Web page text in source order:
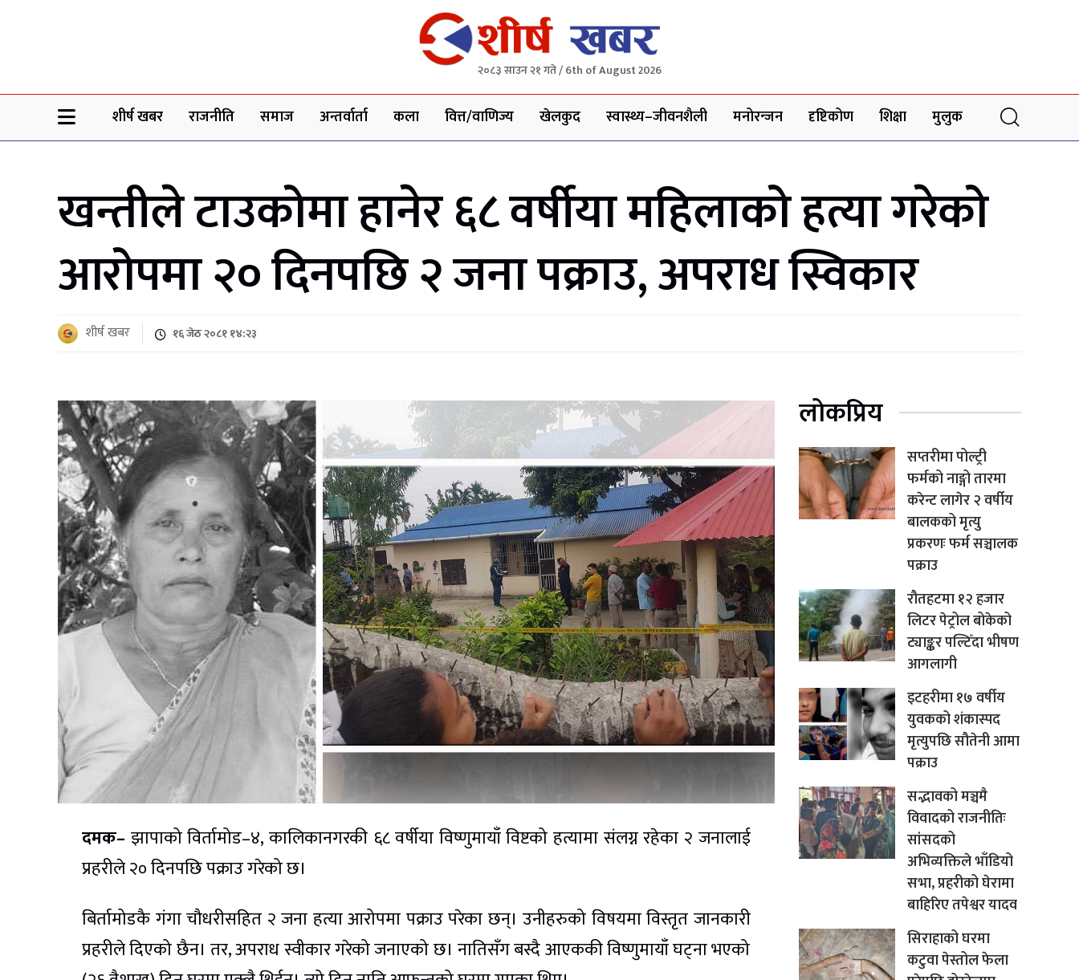
२०८३ साउन २१ गते / 6th of August 2026
शीर्ष खबर राजनीति समाज अन्तर्वार्ता कला वित्त/वाणिज्य खेलकुद स्वास्थ्य–जीवनशैली मनोरन्जन दृष्टिकोण शिक्षा मुलुक
खन्तीले टाउकोमा हानेर ६८ वर्षीया महिलाको हत्या गरेको
आरोपमा २० दिनपछि २ जना पक्राउ, अपराध स्विकार
शीर्ष खबर १६ जेठ २०८१ १४:२३
दमक– झापाको विर्तामोड–४, कालिकानगरकी ६८ वर्षीया विष्णुमायाँ विष्टको हत्यामा संलग्न रहेका २ जनालाई
प्रहरीले २० दिनपछि पक्राउ गरेको छ।
बिर्तामोडकै गंगा चौधरीसहित २ जना हत्या आरोपमा पक्राउ परेका छन्। उनीहरुको विषयमा विस्तृत जानकारी
प्रहरीले दिएको छैन। तर, अपराध स्वीकार गरेको जनाएको छ। नातिसँग बस्दै आएककी विष्णुमायाँ घट्ना भएको
लोकप्रिय
सप्तरीमा पोल्ट्री
फर्मको नाङ्गो तारमा
करेन्ट लागेर २ वर्षीय
बालकको मृत्यु
प्रकरणः फर्म सञ्चालक
पक्राउ
रौतहटमा १२ हजार
लिटर पेट्रोल बोकेको
ट्याङ्कर पल्टिँदा भीषण
आगलागी
इटहरीमा १७ वर्षीय
युवकको शंकास्पद
मृत्युपछि सौतेनी आमा
पक्राउ
सद्भावको मञ्चमै
विवादको राजनीतिः
सांसदको
अभिव्यक्तिले भाँडियो
सभा, प्रहरीको घेरामा
बाहिरिए तपेश्वर यादव
सिराहाको घरमा
कटुवा पेस्तोल फेला